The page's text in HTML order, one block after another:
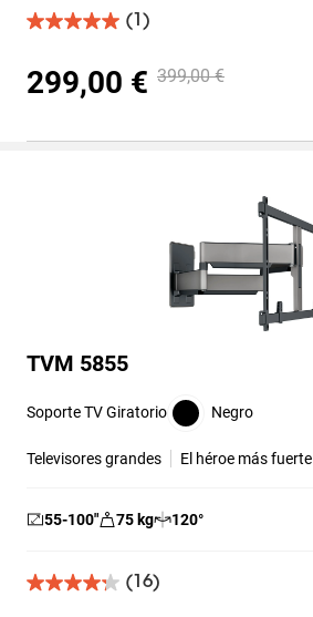
(1)
5.0
5
estrellas.
reseña
299,00 € 399,00 €
TVM 5855
Soporte TV Giratorio Negro
Televisores grandes El héroe más fuerte
55-100″ 75 kg 120°
(16)
4.3